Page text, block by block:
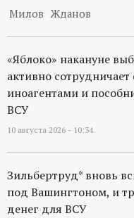
Милов Жданов
«Яблоко» накануне
активно сотрудничает
иноагентами и
ВСУ
10 августа 2026 - 10:34
Зильбертруд* вновь
под Вашингтоном, и
денег для ВСУ